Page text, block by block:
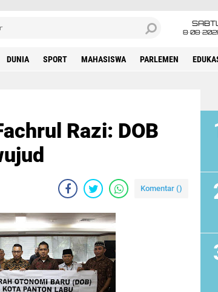
DUNIA SPORT MAHASISWA PARLEMEN
Razi: DOB
Komentar ()